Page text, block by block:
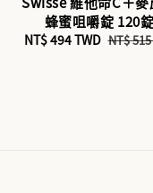
蜂蜜咀嚼錠 120錠
Sale
NT$ 494 TWD Regular
NT$